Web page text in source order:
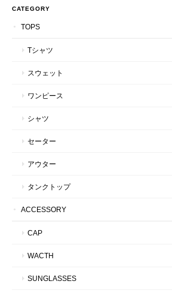
CATEGORY
TOPS
Tシャツ
スウェット
ワンピース
シャツ
セーター
アウター
タンクトップ
ACCESSORY
CAP
WACTH
SUNGLASSES